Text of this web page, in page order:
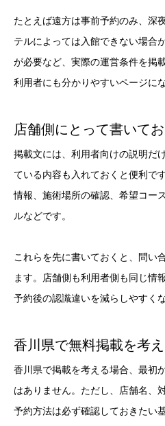
たとえば遠方は事前予約のみ、深
テルによっては入館できない場合
が必要など、実際の運営条件を掲
利用者にも分かりやすいページに
店舗側にとって書いて
掲載文には、利用者向けの説明だ
ている内容も入れておくと便利で
情報、施術場所の確認、希望コー
ルなどです。
これらを先に書いておくと、問い
ます。店舗側も利用者側も同じ情
予約後の認識違いを減らしやすく
香川県で無料掲載を考
香川県で掲載を考える場合、最初
はありません。ただし、店舗名、
予約方法は必ず確認しておきたい